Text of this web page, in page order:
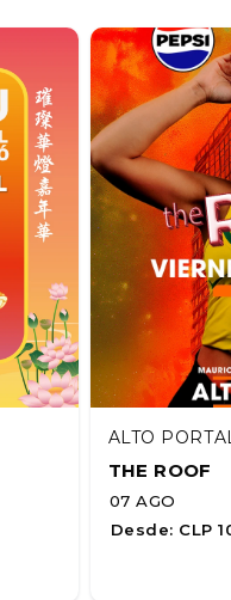
ALTO
THE ROOF
07 AGO
Desde: CLP